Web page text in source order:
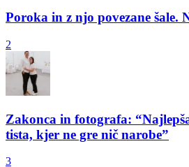
Poroka in z njo povezane šale.
2
Zakonca in fotografa:
tista, kjer ne gre nič narobe”
3